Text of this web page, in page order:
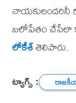
నాయకులందరినీ
బలోపేతం చేసేలా
లోకేశ్తెలిపారు.
ట్యాగ్స్ :